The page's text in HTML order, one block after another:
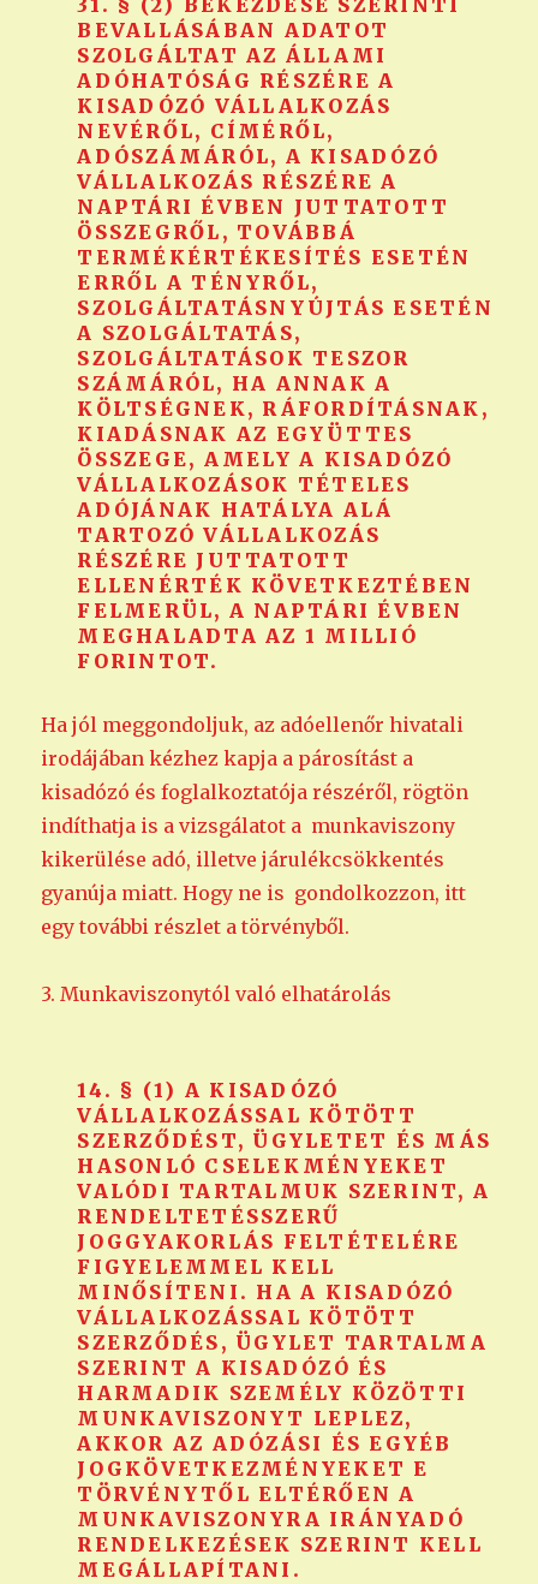
31. § (2) BEKEZDÉSE SZERINTI
BEVALLÁSÁBAN ADATOT
SZOLGÁLTAT AZ ÁLLAMI
ADÓHATÓSÁG RÉSZÉRE A
KISADÓZÓ VÁLLALKOZÁS
NEVÉRŐL, CÍMÉRŐL,
ADÓSZÁMÁRÓL, A KISADÓZÓ
VÁLLALKOZÁS RÉSZÉRE A
NAPTÁRI ÉVBEN JUTTATOTT
ÖSSZEGRŐL, TOVÁBBÁ
TERMÉKÉRTÉKESÍTÉS ESETÉN
ERRŐL A TÉNYRŐL,
SZOLGÁLTATÁSNYÚJTÁS ESETÉN
A SZOLGÁLTATÁS,
SZOLGÁLTATÁSOK TESZOR
SZÁMÁRÓL, HA ANNAK A
KÖLTSÉGNEK, RÁFORDÍTÁSNAK,
KIADÁSNAK AZ EGYÜTTES
ÖSSZEGE, AMELY A KISADÓZÓ
VÁLLALKOZÁSOK TÉTELES
ADÓJÁNAK HATÁLYA ALÁ
TARTOZÓ VÁLLALKOZÁS
RÉSZÉRE JUTTATOTT
ELLENÉRTÉK KÖVETKEZTÉBEN
FELMERÜL, A NAPTÁRI ÉVBEN
MEGHALADTA AZ 1 MILLIÓ
FORINTOT.
Ha jól meggondoljuk, az adóellenőr hivatali
irodájában kézhez kapja a párosítást a
kisadózó és foglalkoztatója részéről, rögtön
indíthatja is a vizsgálatot a munkaviszony
kikerülése adó, illetve járulékcsökkentés
gyanúja miatt. Hogy ne is gondolkozzon, itt
egy további részlet a törvényből.
3. Munkaviszonytól való elhatárolás
14. § (1) A KISADÓZÓ
VÁLLALKOZÁSSAL KÖTÖTT
SZERZŐDÉST, ÜGYLETET ÉS MÁS
HASONLÓ CSELEKMÉNYEKET
VALÓDI TARTALMUK SZERINT, A
RENDELTETÉSSZERŰ
JOGGYAKORLÁS FELTÉTELÉRE
FIGYELEMMEL KELL
MINŐSÍTENI. HA A KISADÓZÓ
VÁLLALKOZÁSSAL KÖTÖTT
SZERZŐDÉS, ÜGYLET TARTALMA
SZERINT A KISADÓZÓ ÉS
HARMADIK SZEMÉLY KÖZÖTTI
MUNKAVISZONYT LEPLEZ,
AKKOR AZ ADÓZÁSI ÉS EGYÉB
JOGKÖVETKEZMÉNYEKET E
TÖRVÉNYTŐL ELTÉRŐEN A
MUNKAVISZONYRA IRÁNYADÓ
RENDELKEZÉSEK SZERINT KELL
MEGÁLLAPÍTANI.